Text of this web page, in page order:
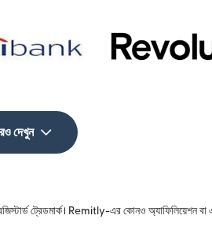
দেখুন
ট্রেডমার্ক। Remitly-এর কোনও অ্যাফিলিয়েশন বা